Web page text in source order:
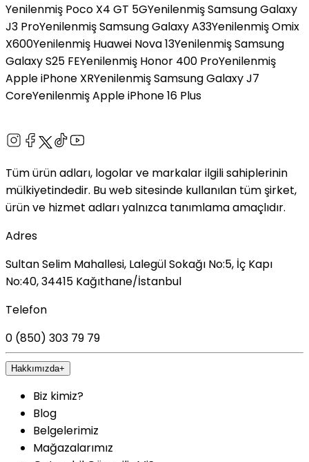
Yenilenmiş Poco X4 GT 5GYenilenmiş Samsung Galaxy
J3 ProYenilenmiş Samsung Galaxy A33Yenilenmiş Omix
X600Yenilenmiş Huawei Nova 13Yenilenmiş Samsung
Galaxy S25 FEYenilenmiş Honor 400 ProYenilenmiş
Apple iPhone XRYenilenmiş Samsung Galaxy J7
CoreYenilenmiş Apple iPhone 16 Plus
Tüm ürün adları, logolar ve markalar ilgili sahiplerinin
mülkiyetindedir. Bu web sitesinde kullanılan tüm şirket,
ürün ve hizmet adları yalnızca tanımlama amaçlıdır.
Adres
Sultan Selim Mahallesi, Lalegül Sokağı No:5, İç Kapı
No:40, 34415 Kağıthane/İstanbul
Telefon
0 (850) 303 79 79
Hakkımızda+
Biz kimiz?
Blog
Belgelerimiz
Mağazalarımız